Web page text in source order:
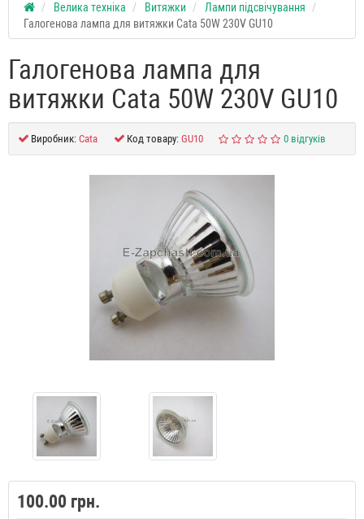
Велика техніка Витяжки
Лампи підсвічування
Галогенова лампа для витяжки Cata 50W 230V GU10
Галогенова лампа для
витяжки Cata 50W 230V GU10
Виробник: Cata Код товару: GU10 0 відгуків
100.00 грн.